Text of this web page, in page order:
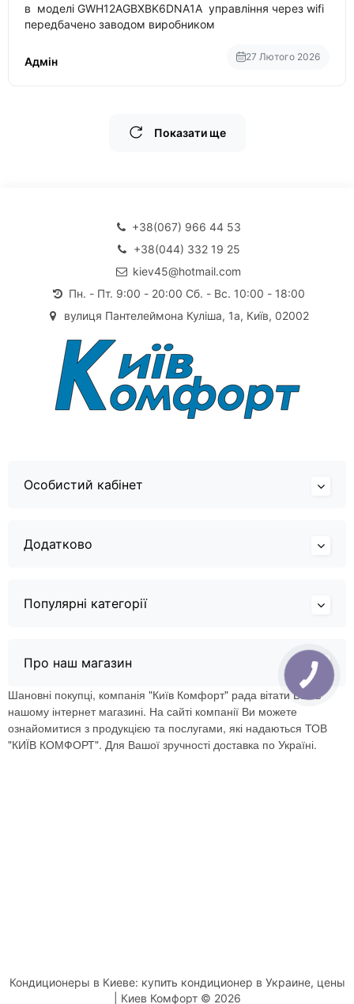
в моделі GWH12AGBXBK6DNA1A управління через wifi
передбачено заводом виробником
Адмін 27 Лютого 2026
Показати ще
+38(067) 966 44 53
+38(044) 332 19 25
kiev45@hotmail.com
Пн. - Пт. 9:00 - 20:00 Сб. - Вс. 10:00 - 18:00
вулиця Пантелеймона Куліша, 1а, Київ, 02002
Особистий кабінет
Додатково
Популярні категорії
Про наш магазин
Шановні покупці, компанія "Київ Комфорт" рада вітати Вас в
нашому інтернет магазині. На сайті компанії Ви можете
ознайомитися з продукцією та послугами, які надаються ТОВ
"КИЇВ КОМФОРТ". Для Вашої зручності доставка по Україні.
Кондиционеры в Киеве: купить кондиционер в Украине, цены
| Киев Комфорт © 2026